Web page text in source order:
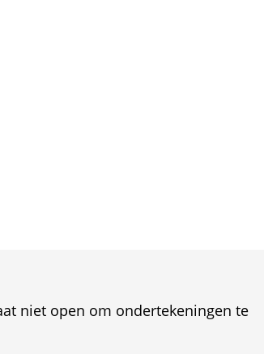
niet open om ondertekeningen te